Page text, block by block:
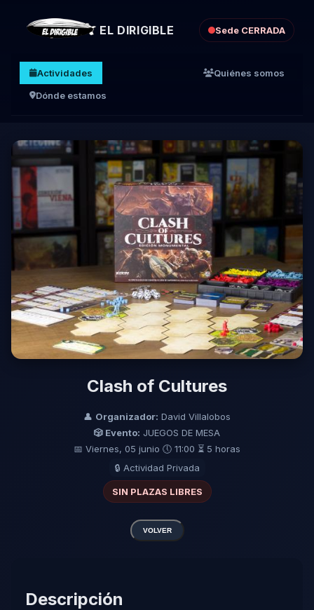
EL DIRIGIBLE Sede CERRADA
Actividades
Quiénes somos
Dónde estamos
Clash of Cultures
👤 Organizador: David Villalobos
🎲 Evento: JUEGOS DE MESA
📅 Viernes, 05 junio 🕔 11:00 ⏳ 5 horas
🔒 Actividad Privada
SIN PLAZAS LIBRES
VOLVER
Descripción